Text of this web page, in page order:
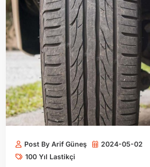
Post By Arif Güneş
2024-05-02
100 Yıl Lastikçi